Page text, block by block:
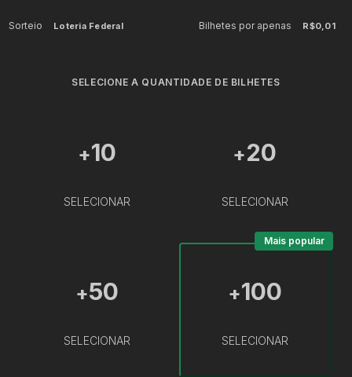
Sorteio Loteria Federal Bilhetes por apenas R$0,01
SELECIONE A QUANTIDADE DE BILHETES
+10
SELECIONAR
+20
SELECIONAR
+50
SELECIONAR
+100
SELECIONAR
Mais popular